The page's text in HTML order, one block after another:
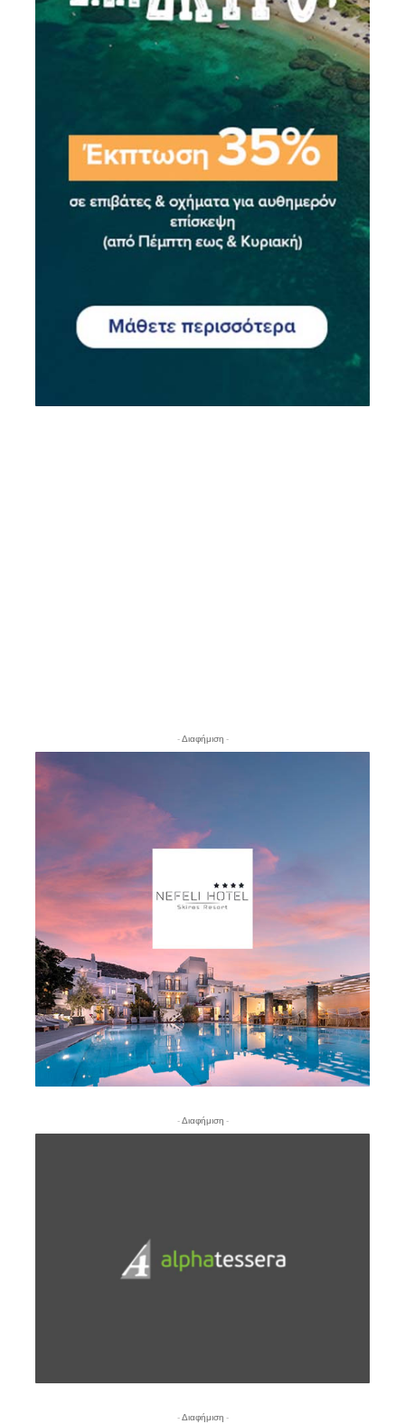
- Διαφήμιση -
- Διαφήμιση -
- Διαφήμιση -